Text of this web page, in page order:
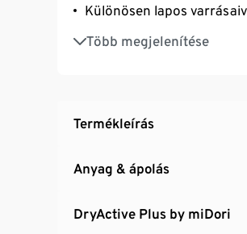
Különösen lapos
Több megjelenítése
Karcsúsított szabás
Enyhén lekerekített alsó
Termékleírás
Anyag & ápolás
DryActive Plus by miDori